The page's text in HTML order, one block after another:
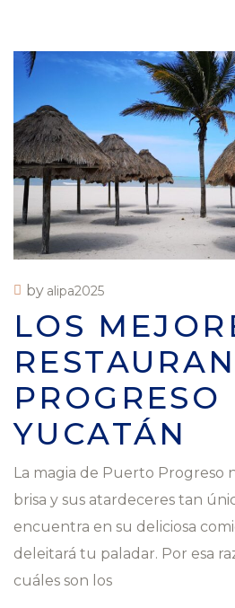
by alipa2025
LOS
PROGRESO
YUCATÁN
La magia de Puerto Progreso
brisa y sus atardeceres tan
encuentra en su deliciosa
deleitará tu paladar. Por esa
cuáles son los